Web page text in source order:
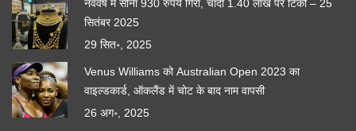
नववर्ष में सोना 930 रुपये गिरा, चांदी 1.40 लाख पर टिकी – 25
सितंबर 2025
29 सित॰, 2025
Venus Williams को Australian Open 2023 का
वाइल्डकार्ड, ऑकलैंड में चोट के बाद नाम वापसी
26 अग॰, 2025